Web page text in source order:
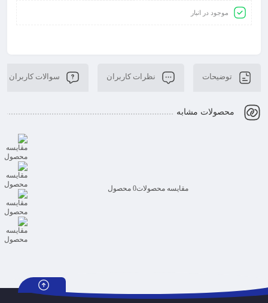
موجود در انبار
توضیحات نظرات کاربران سوالات کاربران
محصولات مشابه
مقایسه محصولات0 محصول